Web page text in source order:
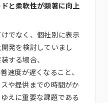
と柔軟性が顕著に向上
でなく、個社別に表示
発を検討していまし
する場合、
度が遅くなること、
や提供までの時間がか
えに重要な課題である